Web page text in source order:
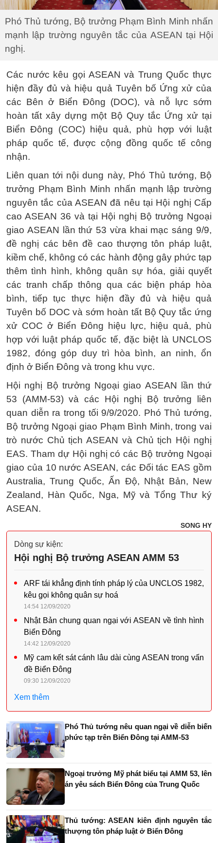
Phó Thủ tướng, Bộ trưởng Phạm Bình Minh nhấn
mạnh lập trường nguyên tắc của ASEAN tại Hội
nghị.
Các nước kêu gọi ASEAN và Trung Quốc thực
hiện đầy đủ và hiệu quả Tuyên bố Ứng xử của
các Bên ở Biển Đông (DOC), và nỗ lực sớm
hoàn tất xây dựng một Bộ Quy tắc Ứng xử tại
Biển Đông (COC) hiệu quả, phù hợp với luật
pháp quốc tế, được cộng đồng quốc tế công
nhận.
Liên quan tới nội dung này, Phó Thủ tướng, Bộ
trưởng Phạm Bình Minh nhấn mạnh lập trường
nguyên tắc của ASEAN đã nêu tại Hội nghị Cấp
cao ASEAN 36 và tại Hội nghị Bộ trưởng Ngoại
giao ASEAN lần thứ 53 vừa khai mạc sáng 9/9,
đề nghị các bên đề cao thượng tôn pháp luật,
kiềm chế, không có các hành động gây phức tạp
thêm tình hình, không quân sự hóa, giải quyết
các tranh chấp thông qua các biện pháp hòa
bình, tiếp tục thực hiện đầy đủ và hiệu quả
Tuyên bố DOC và sớm hoàn tất Bộ Quy tắc ứng
xử COC ở Biển Đông hiệu lực, hiệu quả, phù
hợp với luật pháp quốc tế, đặc biệt là UNCLOS
1982, đóng góp duy trì hòa bình, an ninh, ổn
định ở Biển Đông và trong khu vực.
Hội nghị Bộ trưởng Ngoại giao ASEAN lần thứ
53 (AMM-53) và các Hội nghị Bộ trưởng liên
quan diễn ra trong tối 9/9/2020. Phó Thủ tướng,
Bộ trưởng Ngoại giao Phạm Bình Minh, trong vai
trò nước Chủ tịch ASEAN và Chủ tịch Hội nghị
EAS. Tham dự Hội nghị có các Bộ trưởng Ngoại
giao của 10 nước ASEAN, các Đối tác EAS gồm
Australia, Trung Quốc, Ấn Độ, Nhật Bản, New
Zealand, Hàn Quốc, Nga, Mỹ và Tổng Thư ký
ASEAN.
SONG HY
Dòng sự kiện:
Hội nghị Bộ trưởng ASEAN AMM 53
ARF tái khẳng định tính pháp lý của UNCLOS 1982,
kêu gọi không quân sự hoá
14:54 12/09/2020
Nhật Bản chung quan ngại với ASEAN về tình hình
Biển Đông
14:42 12/09/2020
Mỹ cam kết sát cánh lâu dài cùng ASEAN trong vấn
đề Biển Đông
09:30 12/09/2020
Xem thêm
Phó Thủ tướng nêu quan ngại về diễn biến
phức tạp trên Biển Đông tại AMM-53
Ngoại trưởng Mỹ phát biểu tại AMM 53, lên
án yêu sách Biển Đông của Trung Quốc
Thủ tướng: ASEAN kiên định nguyên tắc
thượng tôn pháp luật ở Biển Đông